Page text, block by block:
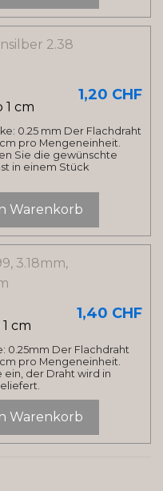
1 cm
1,20 CHF
0.25 mm Der Flachdraht
pro Mengeneinheit.
Sie die gewünschte
in einem Stück
Warenkorb
cm
1,40 CHF
0.25mm Der Flachdraht
pro Mengeneinheit.
der Draht wird in
Warenkorb